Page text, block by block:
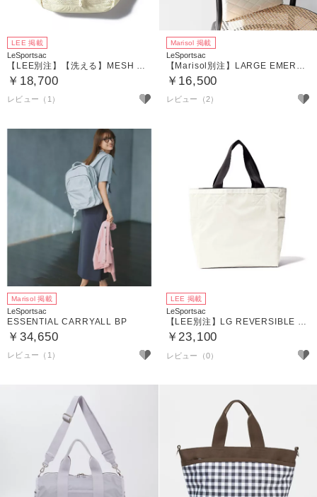
LEE 掲載
LeSportsac
【LEE別注】【洗える】MESH BUCKET TOTE
￥18,700
レビュー（1）
Marisol 掲載
LeSportsac
【Marisol別注】LARGE EMERALD TOTE
￥16,500
レビュー（2）
Marisol 掲載
LeSportsac
ESSENTIAL CARRYALL BP
￥34,650
レビュー（1）
LEE 掲載
LeSportsac
【LEE別注】LG REVERSIBLE TOTE
￥23,100